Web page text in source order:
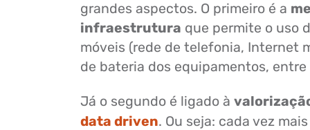
grandes aspectos. O primeiro é a
infraestrutura que permite o uso
móveis (rede de telefonia, Internet
de bateria dos equipamentos, entre
Já o segundo é ligado à
data driven. Ou seja: cada vez